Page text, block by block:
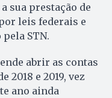
sua prestação de
leis federais e
STN.
abrir as contas
2018 e 2019, vez
ano ainda